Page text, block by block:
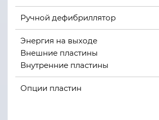
Ручной дефибриллятор
Энергия на выходе
Внешние пластины
Внутренние пластины
Опции пластин